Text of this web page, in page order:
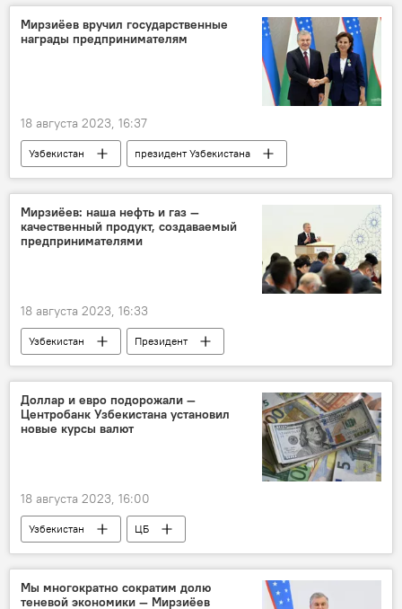
история
Мирзиёев вручил государственные
награды предпринимателям
18 августа 2023, 16:37
Узбекистан
президент Узбекистана
Шавкат Мирзиёев
Общество
награждение
Экономика
Мирзиёев: наша нефть и газ —
качественный продукт, создаваемый
предпринимателями
18 августа 2023, 16:33
Узбекистан
Президент
прямой диалог
Доллар и евро подорожали —
Центробанк Узбекистана установил
новые курсы валют
18 августа 2023, 16:00
Узбекистан
ЦБ
Центральный банк Республики Узбекистан
курс валют
курс валюты
Мы многократно сократим долю
теневой экономики — Мирзиёев